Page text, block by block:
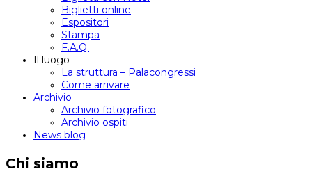
Biglietti online
Espositori
Stampa
F.A.Q.
Il luogo
La struttura – Palacongressi
Come arrivare
Archivio
Archivio fotografico
Archivio ospiti
News blog
Chi siamo